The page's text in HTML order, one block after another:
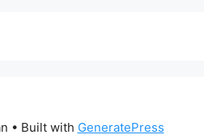
• Built with GeneratePress